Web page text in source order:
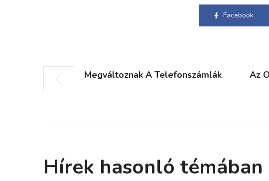
Facebook
Megváltoznak A Telefonszámlák
Az
Hírek hasonló témában